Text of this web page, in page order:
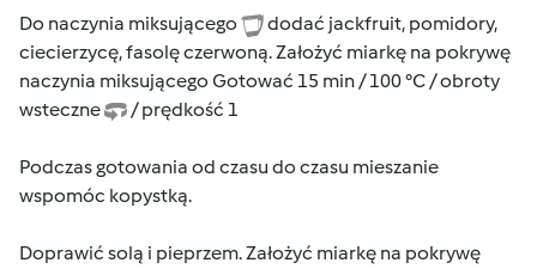
Do naczynia miksującego
dodać jackfruit, pomidory,
ciecierzycę, fasolę czerwoną. Założyć miarkę na pokrywę
naczynia miksującego Gotować 15 min / 100 °C / obroty
wsteczne
/ prędkość 1
Podczas gotowania od czasu do czasu mieszanie
wspomóc kopystką.
Doprawić solą i pieprzem. Założyć miarkę na pokrywę